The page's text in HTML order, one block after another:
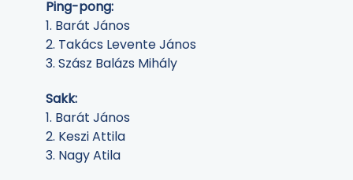
Ping-pong:
1. Barát János
2. Takács Levente János
3. Szász Balázs Mihály
Sakk:
1. Barát János
2. Keszi Attila
3. Nagy Atila